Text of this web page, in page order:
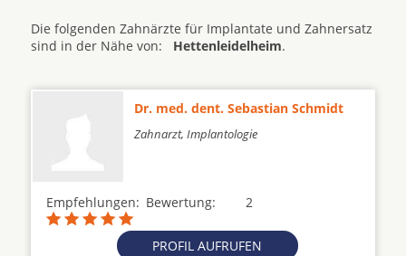
Die folgenden Zahnärzte für Implantate und Zahnersatz
sind in der Nähe von: Hettenleidelheim.
Dr. med. dent. Sebastian Schmidt
Zahnarzt, Implantologie
Empfehlungen: 2
Bewertung:
PROFIL AUFRUFEN